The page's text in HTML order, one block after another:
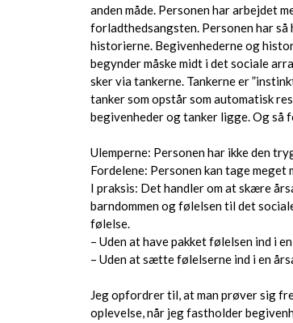
anden måde. Personen har arbejdet
forladthedsangsten. Personen har så
historierne. Begivenhederne og
begynder måske midt i det sociale
sker via tankerne. Tankerne er
tanker som opstår som automatisk
begivenheder og tanker ligge. Og så
Ulemperne: Personen har ikke den
Fordelene: Personen kan tage meget
I praksis: Det handler om at skære
barndommen og følelsen til det
følelse.
– Uden at have pakket følelsen ind i
– Uden at sætte følelserne ind i en
Jeg opfordrer til, at man prøver sig
oplevelse, når jeg fastholder